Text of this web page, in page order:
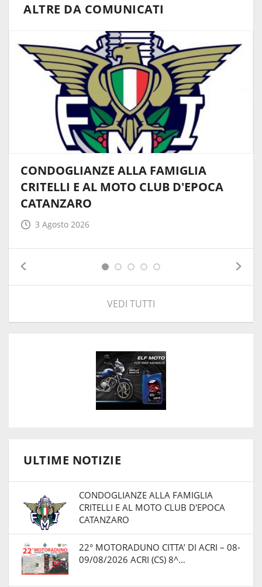
ALTRE DA COMUNICATI
CONDOGLIANZE ALLA FAMIGLIA
CRITELLI E AL MOTO CLUB D'EPOCA
CATANZARO
3 Agosto 2026
VEDI TUTTI
ULTIME NOTIZIE
CONDOGLIANZE ALLA FAMIGLIA
CRITELLI E AL MOTO CLUB D'EPOCA
CATANZARO
22° MOTORADUNO CITTA’ DI ACRI – 08-
09/08/2026 ACRI (CS) 8^…